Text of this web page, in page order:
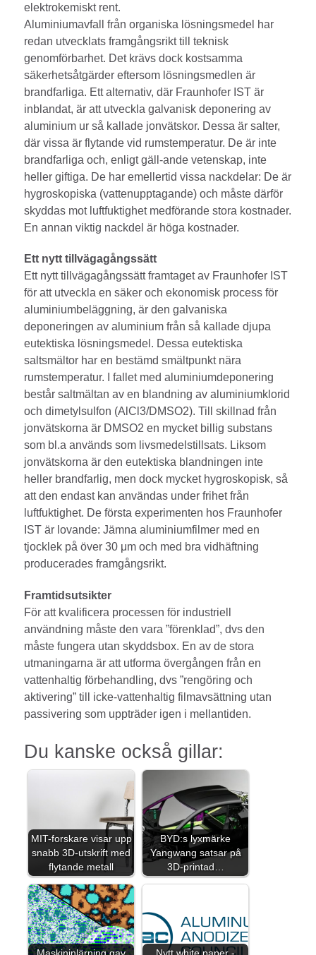
elektrokemiskt rent.
Aluminiumavfall från organiska lösningsmedel har
redan utvecklats framgångsrikt till teknisk
genomförbarhet. Det krävs dock kostsamma
säkerhetsåtgärder eftersom lösningsmedlen är
brandfarliga. Ett alternativ, där Fraunhofer IST är
inblandat, är att utveckla galvanisk deponering av
aluminium ur så kallade jonvätskor. Dessa är salter,
där vissa är flytande vid rumstemperatur. De är inte
brandfarliga och, enligt gäll-ande vetenskap, inte
heller giftiga. De har emellertid vissa nackdelar: De är
hygroskopiska (vattenupptagande) och måste därför
skyddas mot luftfuktighet medförande stora kostnader.
En annan viktig nackdel är höga kostnader.
Ett nytt tillvägagångssätt
Ett nytt tillvägagångssätt framtaget av Fraunhofer IST
för att utveckla en säker och ekonomisk process för
aluminiumbeläggning, är den galvaniska
deponeringen av aluminium från så kallade djupa
eutektiska lösningsmedel. Dessa eutektiska
saltsmältor har en bestämd smältpunkt nära
rumstemperatur. I fallet med aluminiumdeponering
består saltmältan av en blandning av aluminiumklorid
och dimetylsulfon (AlCl3/DMSO2). Till skillnad från
jonvätskorna är DMSO2 en mycket billig substans
som bl.a används som livsmedelstillsats. Liksom
jonvätskorna är den eutektiska blandningen inte
heller brandfarlig, men dock mycket hygroskopisk, så
att den endast kan användas under frihet från
luftfuktighet. De första experimenten hos Fraunhofer
IST är lovande: Jämna aluminiumfilmer med en
tjocklek på över 30 μm och med bra vidhäftning
producerades framgångsrikt.
Framtidsutsikter
För att kvalificera processen för industriell
användning måste den vara ”förenklad”, dvs den
måste fungera utan skyddsbox. En av de stora
utmaningarna är att utforma övergången från en
vattenhaltig förbehandling, dvs ”rengöring och
aktivering” till icke-vattenhaltig filmavsättning utan
passivering som uppträder igen i mellantiden.
Du kanske också gillar:
MIT-forskare visar upp
snabb 3D-utskrift med
flytande metall
BYD:s lyxmärke
Yangwang satsar på
3D-printad…